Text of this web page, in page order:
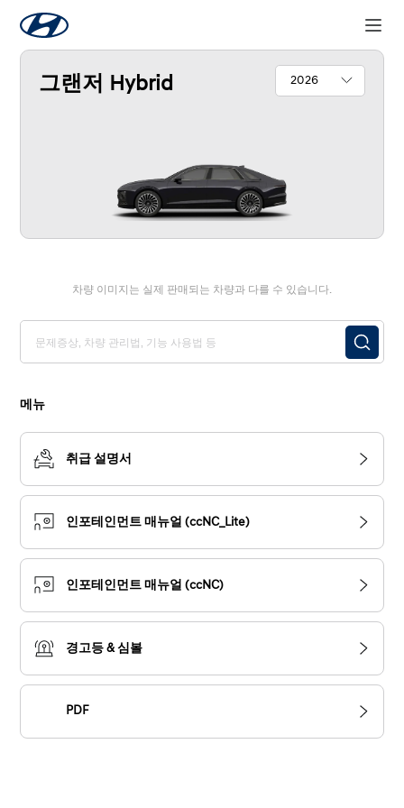
그랜저 Hybrid 2026
차량 이미지는 실제 판매되는 차량과 다를 수 있습니다.
메뉴
취급 설명서
인포테인먼트 매뉴얼 (ccNC_Lite)
인포테인먼트 매뉴얼 (ccNC)
경고등 & 심볼
PDF